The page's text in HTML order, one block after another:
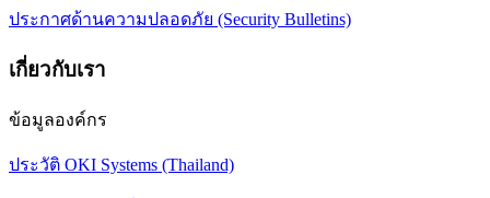
ประกาศด้านความปลอดภัย (Security Bulletins)
เกี่ยวกับเรา
ข้อมูลองค์กร
ประวัติ OKI Systems (Thailand)